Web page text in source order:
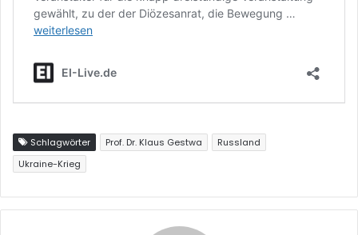
Schlagwörter Prof. Dr. Klaus Gestwa
Russland
Ukraine-Krieg